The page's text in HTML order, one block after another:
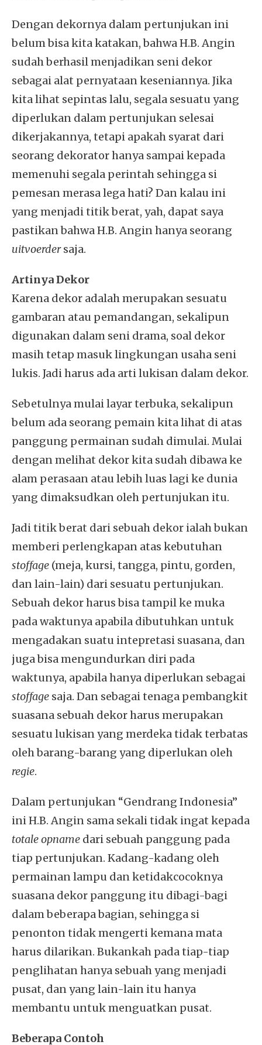
Dengan dekornya dalam pertunjukan ini
belum bisa kita katakan, bahwa H.B. Angin
sudah berhasil menjadikan seni dekor
sebagai alat pernyataan keseniannya. Jika
kita lihat sepintas lalu, segala sesuatu yang
diperlukan dalam pertunjukan selesai
dikerjakannya, tetapi apakah syarat dari
seorang dekorator hanya sampai kepada
memenuhi segala perintah sehingga si
pemesan merasa lega hati? Dan kalau ini
yang menjadi titik berat, yah, dapat saya
pastikan bahwa H.B. Angin hanya seorang
uitvoerdersaja.
Artinya Dekor
Karena dekor adalah merupakan sesuatu
gambaran atau pemandangan, sekalipun
digunakan dalam seni drama, soal dekor
masih tetap masuk lingkungan usaha seni
lukis. Jadi harus ada arti lukisan dalam dekor.
Sebetulnya mulai layar terbuka, sekalipun
belum ada seorang pemain kita lihat di atas
panggung permainan sudah dimulai. Mulai
dengan melihat dekor kita sudah dibawa ke
alam perasaan atau lebih luas lagi ke dunia
yang dimaksudkan oleh pertunjukan itu.
Jadi titik berat dari sebuah dekor ialah bukan
memberi perlengkapan atas kebutuhan
stoffage (meja, kursi, tangga, pintu, gorden,
dan lain-lain) dari sesuatu pertunjukan.
Sebuah dekor harus bisa tampil ke muka
pada waktunya apabila dibutuhkan untuk
mengadakan suatu intepretasi suasana, dan
juga bisa mengundurkan diri pada
waktunya, apabila hanya diperlukan sebagai
stoffage saja. Dan sebagai tenaga pembangkit
suasana sebuah dekor harus merupakan
sesuatu lukisan yang merdeka tidak terbatas
oleh barang-barang yang diperlukan oleh
regie.
Dalam pertunjukan “Gendrang Indonesia”
ini H.B. Angin sama sekali tidak ingat kepada
totale opname dari sebuah panggung pada
tiap pertunjukan. Kadang-kadang oleh
permainan lampu dan ketidakcocoknya
suasana dekor panggung itu dibagi-bagi
dalam beberapa bagian, sehingga si
penonton tidak mengerti kemana mata
harus dilarikan. Bukankah pada tiap-tiap
penglihatan hanya sebuah yang menjadi
pusat, dan yang lain-lain itu hanya
membantu untuk menguatkan pusat.
Beberapa Contoh